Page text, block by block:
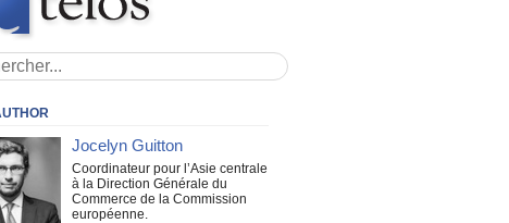
Jocelyn Guitton
Coordinateur pour l’Asie centrale
à la Direction Générale du
Commerce de la Commission
européenne.